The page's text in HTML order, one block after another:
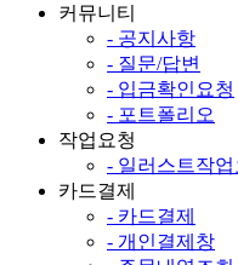
커뮤니티
- 공지사항
- 질문/답변
- 입금확인요청
- 포트폴리오
작업요청
- 일러스트작업
카드결제
- 카드결제
- 개인결제창